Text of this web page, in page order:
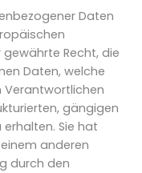
Daten
Recht, die
Daten, welche
Verantwortlichen
gängigen
Sie hat
anderen
durch den